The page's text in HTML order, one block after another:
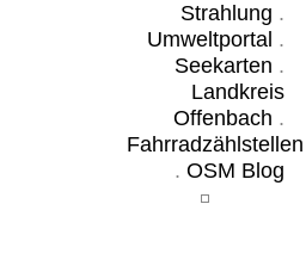
Strahlung .
Umweltportal .
Seekarten .
Landkreis
Offenbach .
Fahrradzählstellen
. OSM Blog